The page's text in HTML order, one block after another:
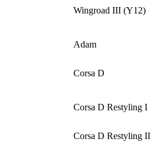
Wingroad III (Y12)
Adam
Corsa D
Corsa D Restyling I
Corsa D Restyling II